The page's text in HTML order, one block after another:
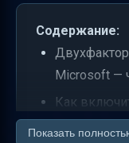
Содержание:
Microsoft —
Как
Показать